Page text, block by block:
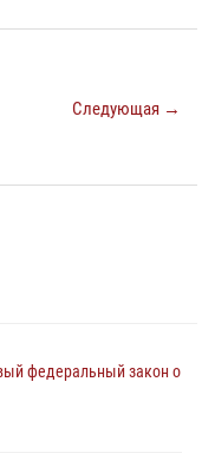
Следующая →
федеральный закон о